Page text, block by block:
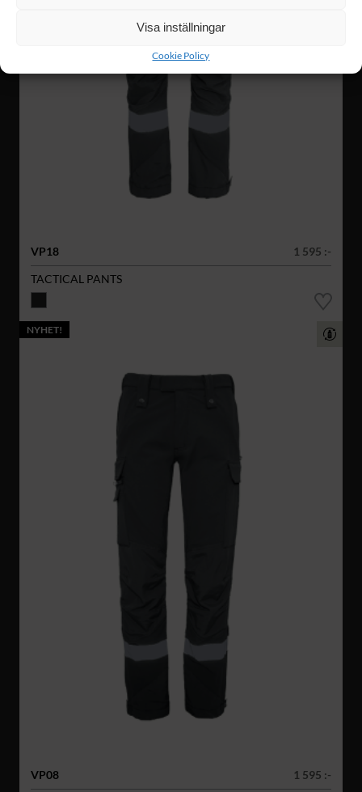
Visa inställningar
Cookie Policy
VP18
1 595 :-
TACTICAL PANTS
NYHET!
VP08 1 595 :-